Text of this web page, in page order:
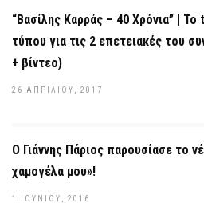
“Βασίλης Καρράς – 40 Χρόνια” |
τύπου για τις 2 επετειακές του
+ βίντεο)
26 ΑΠΡΙΛΊΟΥ, 2017
Ο Γιάννης Πάριος παρουσίασε το
χαμογέλα μου»!
1 ΙΟΥΝΊΟΥ, 2016